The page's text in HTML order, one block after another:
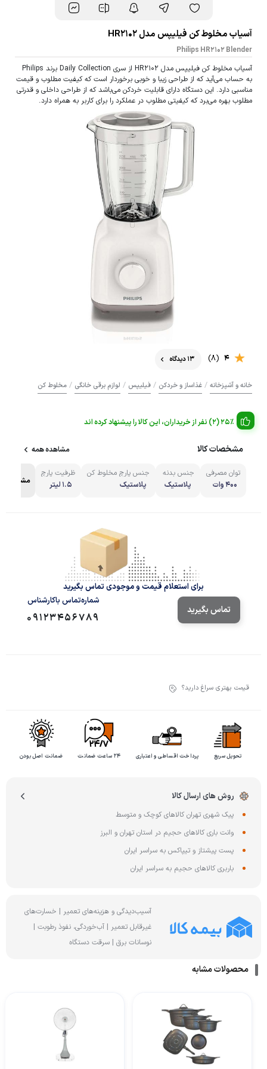
آسیاب مخلوط کن فیلیپس مدل HR2102
Philips HR2102 Blender
آسیاب مخلوط کن فیلیپس مدل HR2102 از سری Daily Collection برند Philips
به حساب می‌آید که از طراحی زیبا و خوبی برخوردار است که کیفیت مطلوب و قیمت
مناسبی دارد. این دستگاه دارای قابلیت خردکن می‌باشد که از طراحی داخلی و قدرتی
مطلوب بهره می‌برد که کیفیتی مطلوب در عملکرد را برای کاربر به همراه دارد.
4
(8) 13 دیدگاه
خانه و آشپزخانه / غذاساز و خردکن / فیلیپس / لوازم برقی خانگی / مخلوط کن
25% (2) نفر از خریداران، این کالا را پیشنهاد کرده اند
مشخصات کالا مشاهده همه
توان مصرفی
400 وات
جنس بدنه
پلاستیک
جنس پارچ مخلوط کن
پلاستیک
ظرفیت پارچ
1.5 لیتر
مشاهده
برای استعلام قیمت و موجودی تماس بگیرید
تماس بگیرید
شماره‌تماس‌ با‌کارشناس
09123456789
قیمت بهتری سراغ دارید؟
تحویل سریع پرداخت اقساطی و اعتباری ۲۴ ساعت ضمانت ضمانت اصل بودن
روش های ارسال کالا
پیک شهری تهران کالاهای کوچک و متوسط
وانت باری کالاهای حجیم در استان تهران و البرز
پست پیشتاز و تیپاکس به سراسر ایران
باربری کالاهای حجیم به سراسر ایران
آسیب‌دیدگی و هزینه‌های تعمیر | خسارت‌های
غیرقابل تعمیر | آب‌خوردگی، نفوذ رطوبت |
نوسانات برق | سرقت دستگاه
محصولات مشابه